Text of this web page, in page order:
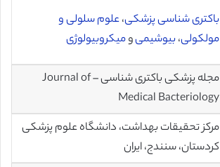
باکتری شناسی پزشکی،علوم سلولی و
مولکولی،بیوشیمیومیکروبیولوژی
مجله پزشکی باکتری شناسی – Journal of
Medical Bacteriology
مرکز تحقیقات بهداشت، دانشگاه علوم پزشکی
کردستان، سنندج، ایران